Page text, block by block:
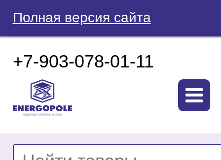
Полная версия сайта
+7-903-078-01-11